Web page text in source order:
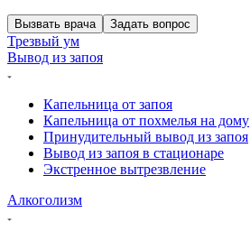
Вызвать врача Задать вопрос
Трезвый ум
Вывод из запоя
Капельница от запоя
Капельница от похмелья на дому
Принудительный вывод из запоя
Вывод из запоя в стационаре
Экстренное вытрезвление
Алкоголизм